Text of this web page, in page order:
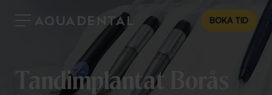
BOKA TID
Tandimplantat Borås